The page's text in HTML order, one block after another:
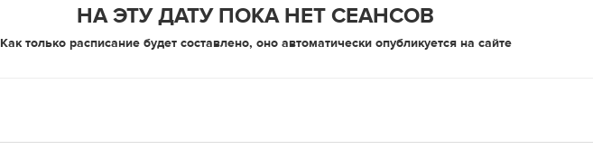
НА ЭТУ ДАТУ ПОКА НЕТ СЕАНСОВ
Как только расписание будет составлено, оно автоматически опубликуется на сайте